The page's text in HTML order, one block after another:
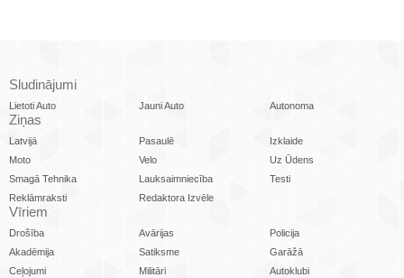
Sludinājumi
Lietoti Auto Jauni Auto Autonoma
Ziņas
Latvijā Pasaulē
Izklaide
Moto
Velo
Uz Ūdens
Smagā Tehnika
Lauksaimniecība
Testi
Reklāmraksti
Redaktora Izvēle
Vīriem
Drošība Avārijas
Policija
Akadēmija
Satiksme
Garāžā
Ceļojumi
Militāri
Autoklubi